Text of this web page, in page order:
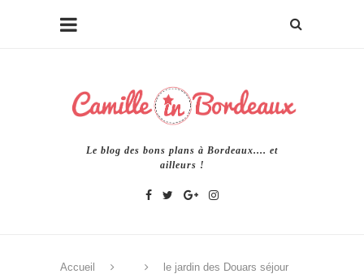
Le blog des bons plans à Bordeaux.... et
ailleurs !
Accueil
le jardin des Douars séjour